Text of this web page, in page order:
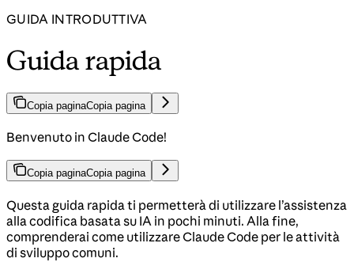
GUIDA INTRODUTTIVA
Guida rapida
Copia paginaCopia pagina
Benvenuto in Claude Code!
Copia paginaCopia pagina
Questa guida rapida ti permetterà di utilizzare l’assistenza
alla codifica basata su IA in pochi minuti. Alla fine,
comprenderai come utilizzare Claude Code per le attività
di sviluppo comuni.